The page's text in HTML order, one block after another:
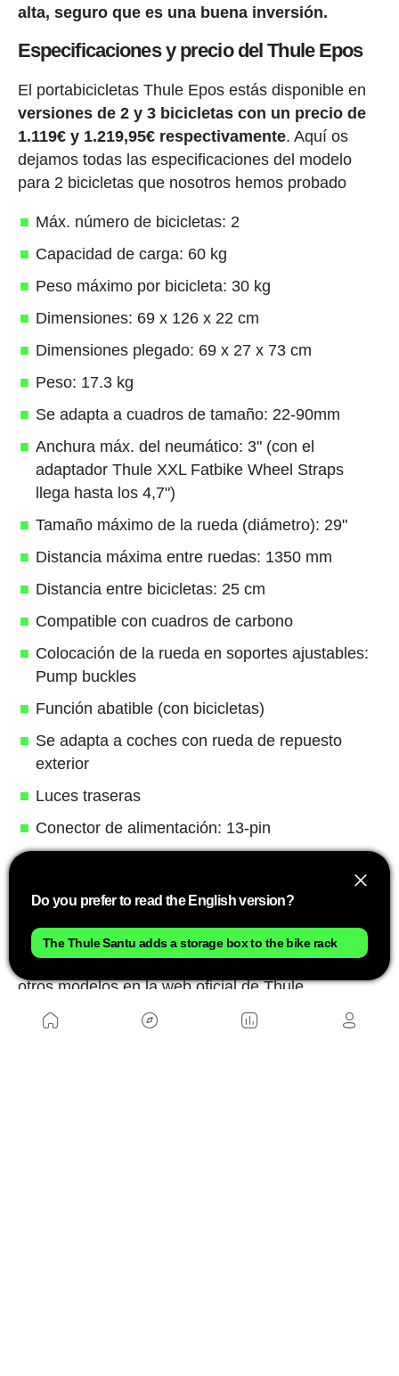
alta, seguro que es una buena inversión.
Especificaciones y precio del Thule Epos
El portabicicletas Thule Epos estás disponible en
versiones de 2 y 3 bicicletas con un precio de
1.119€ y 1.219,95€ respectivamente. Aquí os
dejamos todas las especificaciones del modelo
para 2 bicicletas que nosotros hemos probado
Máx. número de bicicletas: 2
Capacidad de carga: 60 kg
Peso máximo por bicicleta: 30 kg
Dimensiones: 69 x 126 x 22 cm
Dimensiones plegado: 69 x 27 x 73 cm
Peso: 17.3 kg
Se adapta a cuadros de tamaño: 22-90mm
Anchura máx. del neumático: 3" (con el
adaptador Thule XXL Fatbike Wheel Straps
llega hasta los 4,7")
Tamaño máximo de la rueda (diámetro): 29"
Distancia máxima entre ruedas: 1350 mm
Distancia entre bicicletas: 25 cm
Compatible con cuadros de carbono
Colocación de la rueda en soportes ajustables:
Pump buckles
Función abatible (con bicicletas)
Se adapta a coches con rueda de repuesto
exterior
Luces traseras
Conector de alimentación: 13-pin
Bloquea el portabicicletas al automóvil
Color: Black
Puedes obtener más información sobre este y
otros modelos en laweb oficial de Thule.
Do you prefer to read the English version?
The Thule Santu adds a storage box to the bike rack